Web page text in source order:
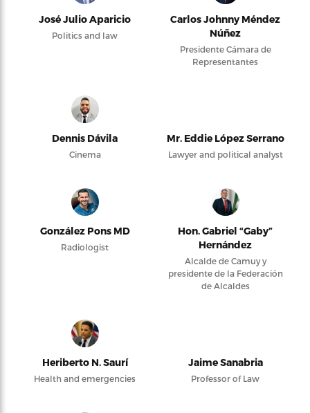
José Julio Aparicio
Politics and law
Carlos Johnny Méndez
Núñez
Presidente Cámara de
Representantes
Dennis Dávila
Cinema
Mr. Eddie López Serrano
Lawyer and political analyst
González Pons MD
Radiologist
Hon. Gabriel “Gaby”
Hernández
Alcalde de Camuy y
presidente de la Federación
de Alcaldes
Heriberto N. Saurí
Health and emergencies
Jaime Sanabria
Professor of Law